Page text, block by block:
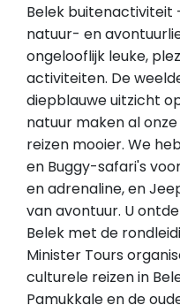
Belek buitenactiviteit
natuur- en
ongelooflijk leuke,
activiteiten. De
diepblauwe uitzicht
natuur maken al
reizen mooier. We
en Buggy-safari's
en adrenaline, en
van avontuur. U
Belek met de
Minister Tours
culturele reizen in
Pamukkale en de